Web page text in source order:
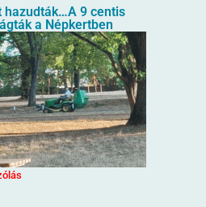
hazudták…A 9 centis
a Népkertben